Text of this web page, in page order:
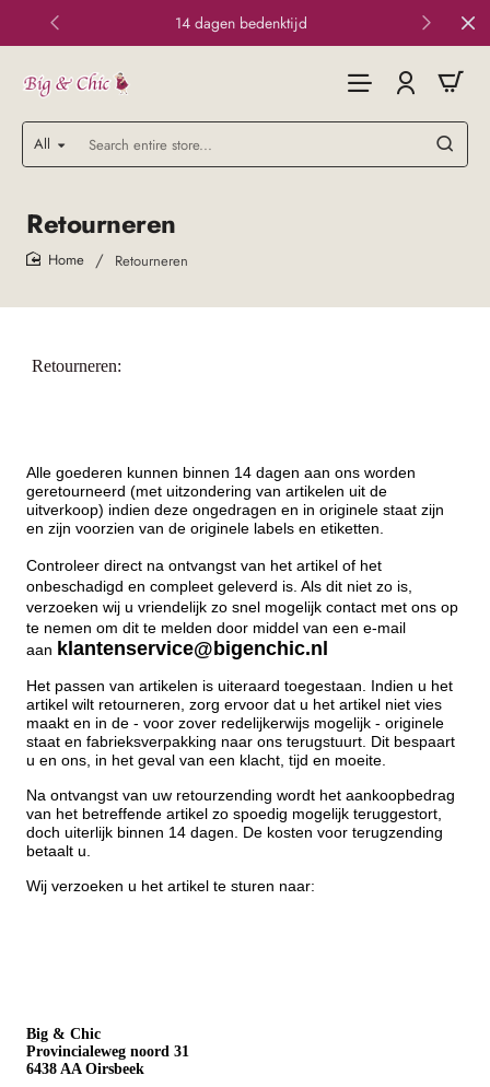
14 dagen bedenktijd
All
Search
entire
Retourneren
Retourneren
Retourneren:
Alle goederen kunnen binnen 14 dagen aan ons worden
geretourneerd (met uitzondering van artikelen uit de
uitverkoop) indien deze ongedragen en in originele staat zijn
en zijn voorzien van de originele labels en etiketten.
Controleer direct na ontvangst van het artikel of het
onbeschadigd en compleet geleverd is. Als dit niet zo is,
verzoeken wij u vriendelijk zo snel mogelijk contact met ons op
te nemen om dit te melden door middel van een e-mail
aan klantenservice@bigenchic.nl
Het passen van artikelen is uiteraard toegestaan. Indien u het
artikel wilt retourneren, zorg ervoor dat u het artikel niet vies
maakt en in de - voor zover redelijkerwijs mogelijk - originele
staat en fabrieksverpakking naar ons terugstuurt. Dit bespaart
u en ons, in het geval van een klacht, tijd en moeite.
Na ontvangst van uw retourzending wordt het aankoopbedrag
van het betreffende artikel zo spoedig mogelijk teruggestort,
doch uiterlijk binnen 14 dagen. De kosten voor terugzending
betaalt u.
Wij verzoeken u het artikel te sturen naar:
Big & Chic
Provincialeweg noord 31
6438 AA Oirsbeek